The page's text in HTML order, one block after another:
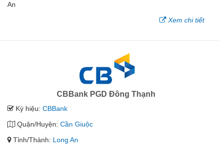
An
Xem chi tiết
CBBank PGD Đông Thạnh
Ký hiệu: CBBank
Quận/Huyện: Cần Giuộc
Tỉnh/Thành: Long An